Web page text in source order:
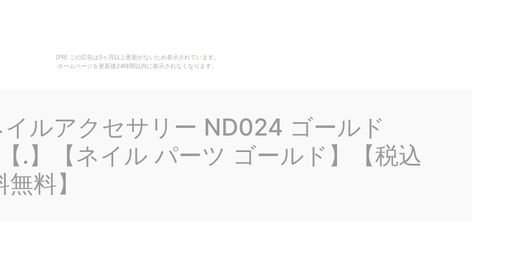
[PR] この広告は3ヶ月以上更新がないため表示されています。
ホームページを更新後24時間以内に表示されなくなります。
イルアクセサリー ND024 ゴールド
.】【ネイル パーツ ゴールド】【税込
料】